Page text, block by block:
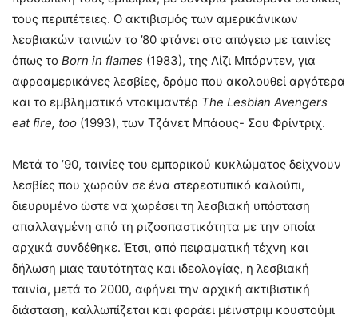
τους περιπέτειες. Ο ακτιβισμός των αμερικάνικων
λεσβιακών ταινιών το ’80 φτάνει στο απόγειο με ταινίες
όπως το Born in flames (1983), της Λίζι Μπόρντεν, για
αφροαμερικάνες λεσβίες, δρόμο που ακολουθεί αργότερα
και το εμβληματικό ντοκιμαντέρ The Lesbian Avengers
eat fire, too (1993), των Τζάνετ Μπάους- Σου Φρίντριχ.
Μετά το ’90, ταινίες του εμπορικού κυκλώματος δείχνουν
λεσβίες που χωρούν σε ένα στερεοτυπικό καλούπι,
διευρυμένο ώστε να χωρέσει τη λεσβιακή υπόσταση
απαλλαγμένη από τη ριζοσπαστικότητα με την οποία
αρχικά συνδέθηκε. Έτσι, από πειραματική τέχνη και
δήλωση μιας ταυτότητας και ιδεολογίας, η λεσβιακή
ταινία, μετά το 2000, αφήνει την αρχική ακτιβιστική
διάσταση, καλλωπίζεται και φοράει μέινστριμ κουστούμι